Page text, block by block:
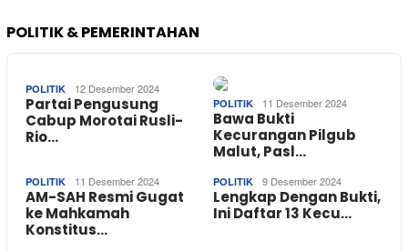
POLITIK & PEMERINTAHAN
POLITIK 12 Desember 2024
Partai Pengusung
Cabup Morotai Rusli-
Rio…
POLITIK 11 Desember 2024
Bawa Bukti
Kecurangan Pilgub
Malut, Pasl…
POLITIK 11 Desember 2024
AM-SAH Resmi Gugat
ke Mahkamah
Konstitus…
POLITIK 9 Desember 2024
Lengkap Dengan Bukti,
Ini Daftar 13 Kecu…